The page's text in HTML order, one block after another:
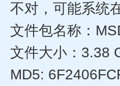
不对，可能系统
文件包名称：
文件大小：3.38
MD5: